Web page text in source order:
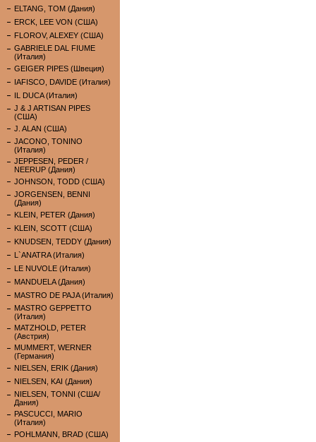
ELTANG, TOM (Дания)
ERCK, LEE VON (США)
FLOROV, ALEXEY (США)
GABRIELE DAL FIUME
(Италия)
GEIGER PIPES (Швеция)
IAFISCO, DAVIDE (Италия)
IL DUCA (Италия)
J & J ARTISAN PIPES
(США)
J. ALAN (США)
JACONO, TONINO
(Италия)
JEPPESEN, PEDER /
NEERUP (Дания)
JOHNSON, TODD (США)
JORGENSEN, BENNI
(Дания)
KLEIN, PETER (Дания)
KLEIN, SCOTT (США)
KNUDSEN, TEDDY (Дания)
L`ANATRA (Италия)
LE NUVOLE (Италия)
MANDUELA (Дания)
MASTRO DE PAJA (Италия)
MASTRO GEPPETTO
(Италия)
MATZHOLD, PETER
(Австрия)
MUMMERT, WERNER
(Германия)
NIELSEN, ERIK (Дания)
NIELSEN, KAI (Дания)
NIELSEN, TONNI (США/
Дания)
PASCUCCI, MARIO
(Италия)
POHLMANN, BRAD (США)